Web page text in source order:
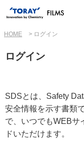
HOME ログイン
ログイン
SDSとは、Safety
安全情報を示す書類
で、いつでもWEBサ
ドいただけます。